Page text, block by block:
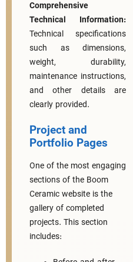
Technical
Technical
such as
weight,
maintenance
and other
clearly
Project
Portfolio
One of the
sections of
Ceramic
gallery of
projects.